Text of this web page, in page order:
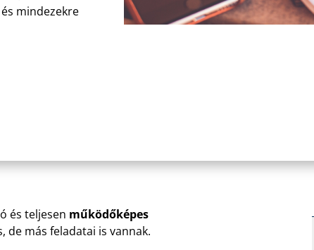
mindezekre
és teljesen működőképes
más feladatai is vannak.